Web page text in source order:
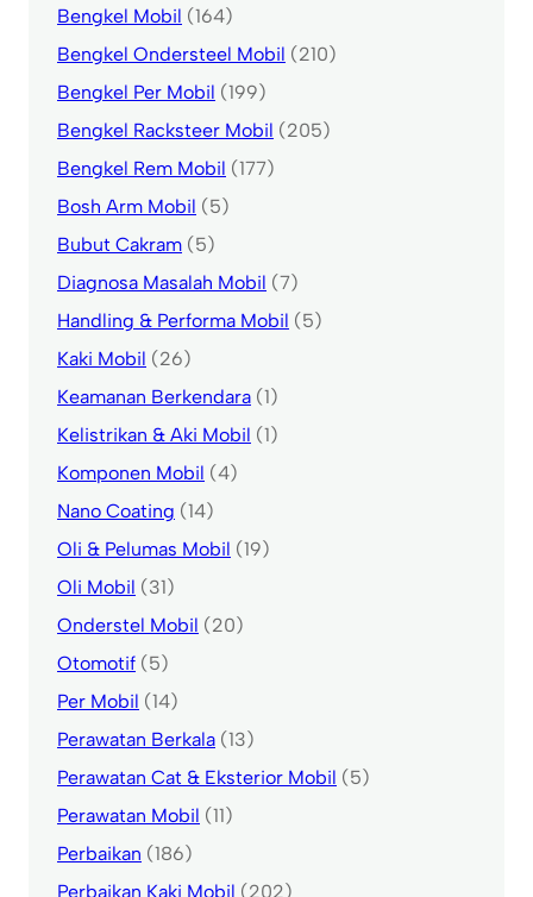
Bengkel Mobil (164)
Bengkel Ondersteel Mobil (210)
Bengkel Per Mobil (199)
Bengkel Racksteer Mobil (205)
Bengkel Rem Mobil (177)
Bosh Arm Mobil (5)
Bubut Cakram (5)
Diagnosa Masalah Mobil (7)
Handling & Performa Mobil (5)
Kaki Mobil (26)
Keamanan Berkendara (1)
Kelistrikan & Aki Mobil (1)
Komponen Mobil (4)
Nano Coating (14)
Oli & Pelumas Mobil (19)
Oli Mobil (31)
Onderstel Mobil (20)
Otomotif (5)
Per Mobil (14)
Perawatan Berkala (13)
Perawatan Cat & Eksterior Mobil (5)
Perawatan Mobil (11)
Perbaikan (186)
Perbaikan Kaki Mobil (202)